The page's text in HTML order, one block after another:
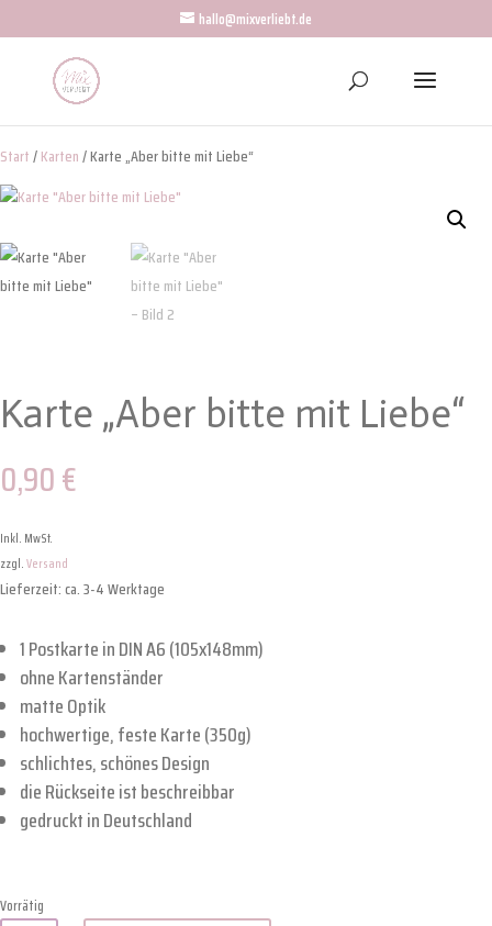
hallo@mixverliebt.de
Start/Karten/ Karte „Aber bitte mit Liebe“
Karte „Aber bitte mit Liebe“
0,90€
Inkl. MwSt.
zzgl.Versand
Lieferzeit: ca. 3-4 Werktage
1 Postkarte in DIN A6 (105x148mm)
ohne Kartenständer
matte Optik
hochwertige, feste Karte (350g)
schlichtes, schönes Design
die Rückseite ist beschreibbar
gedruckt in Deutschland
Vorrätig